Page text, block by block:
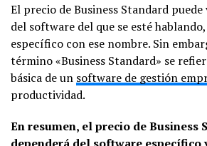
El precio de Business Standard
del software del que se esté
específico con ese nombre. Sin
término «Business Standard» se
básica de un software de gestión
productividad.
En resumen, el precio de Business